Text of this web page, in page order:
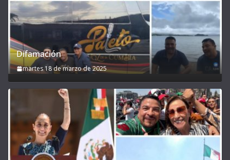
Difamación
martes 18 de marzo de 2025